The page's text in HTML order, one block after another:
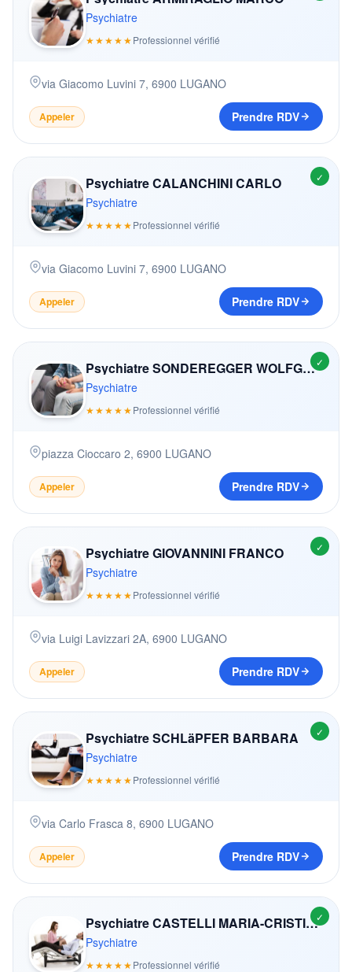
Psychiatre
★★★★★Professionnel vérifié
via Giacomo Luvini 7, 6900 LUGANO
Appeler Prendre RDV
✓
Psychiatre CALANCHINI CARLO
Psychiatre
★★★★★Professionnel vérifié
via Giacomo Luvini 7, 6900 LUGANO
Appeler Prendre RDV
✓
Psychiatre SONDEREGGER WOLFGANG
Psychiatre
★★★★★Professionnel vérifié
piazza Cioccaro 2, 6900 LUGANO
Appeler Prendre RDV
✓
Psychiatre GIOVANNINI FRANCO
Psychiatre
★★★★★Professionnel vérifié
via Luigi Lavizzari 2A, 6900 LUGANO
Appeler Prendre RDV
✓
Psychiatre SCHLäPFER BARBARA
Psychiatre
★★★★★Professionnel vérifié
via Carlo Frasca 8, 6900 LUGANO
Appeler Prendre RDV
✓
Psychiatre CASTELLI MARIA-CRISTINA
Psychiatre
★★★★★Professionnel vérifié